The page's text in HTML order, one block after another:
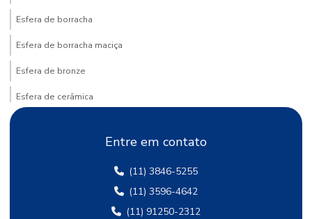
Esfera de borracha
Esfera de borracha maciça
Esfera de bronze
Esfera de cerâmica
Entre em contato
(11) 3846-5255
(11) 3596-4642
(11) 91250-2312